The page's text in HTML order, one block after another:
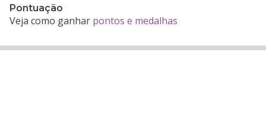
Pontuação
Veja como ganhar pontos e medalhas